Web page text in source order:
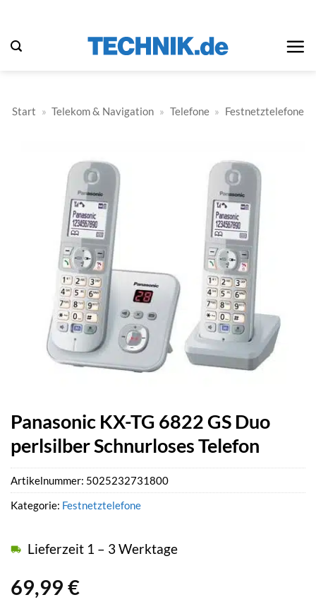
springen
Start » Telekom & Navigation » Telefone » Festnetztelefone
Panasonic KX-TG 6822 GS Duo
perlsilber Schnurloses Telefon
69,99 €
Lieferzeit 1 – 3 Werktage
Artikelnummer: 5025232731800
Kategorie: Festnetztelefone